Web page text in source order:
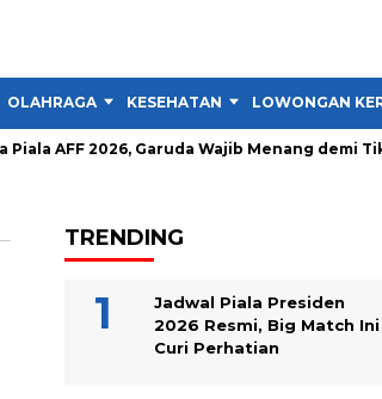
OLAHRAGA KESEHATAN LOWONGAN
AFF 2026, Garuda Wajib Menang demi
TRENDING
Jadwal Piala Presiden
2026 Resmi, Big Match Ini
Curi Perhatian